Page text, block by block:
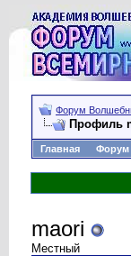
Форум
Профиль
Главная Форум
maori
Местный